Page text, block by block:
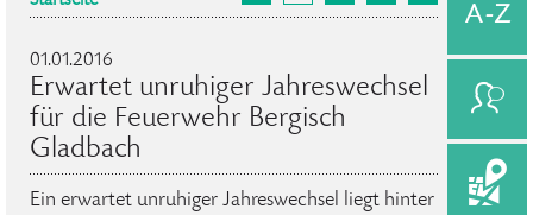
01.01.2016
Erwartet unruhiger Jahreswechsel
für die Feuerwehr Bergisch
Gladbach
Ein erwartet unruhiger Jahreswechsel liegt hinter